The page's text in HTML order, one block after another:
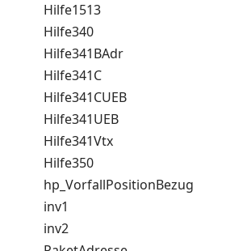
Hilfe1513
Hilfe340
Hilfe341BAdr
Hilfe341C
Hilfe341CUEB
Hilfe341UEB
Hilfe341Vtx
Hilfe350
hp_VorfallPositionBezug
inv1
inv2